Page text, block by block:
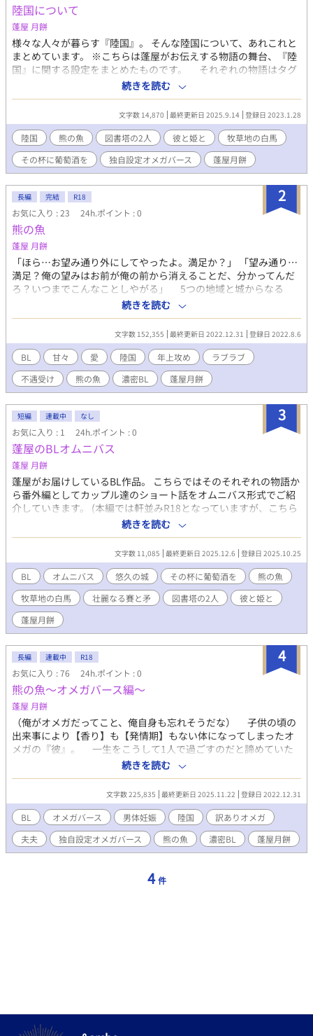
陸国について
蓬屋 月餅
様々な人々が暮らす『陸国』。 そんな陸国について、あれこれと
まとめています。 ※こちらは蓬屋がお伝えする物語の舞台、『陸
国』に関する設定をまとめたものです。 それぞれの物語はタグ
『蓬屋 月餅』のページからご覧ください。 ※オメガバース編のま
とめをする関係上、どうしても表現にR18のものが含まれてしま
いますので、そのような設定をしています。（表現はあくまでも
陸国における医学的見地によるものです）
続きを読む
文字数 14,870 最終更新日 2025.9.14 登録日 2023.1.28
陸国 熊の魚 図書塔の2人 彼と姫と
牧草地の白馬
その杯に葡萄酒を
独自設定オメガバース 蓬屋月餅
2
長編 完結 R18
お気に入り : 23 24h.ポイント : 0
熊の魚
蓬屋 月餅
「ほら…お望み通り外にしてやったよ。満足か？」 「望み通り…
満足？俺の望みはお前が俺の前から消えることだ、分かってんだ
ろ？いつまでこんなことしやがる」 5つの地域と城からなる
『陸国』。 鉱業地域の奥地に住む彼は、男達に声をかけられる
度に抱かれる生活を送っていた。 心の内で悪態をつきつつもそ
んな生活から抜け出すことを諦めていた彼は、ある人物との出会
いによって少しずつ変わっていく。 「その…俺のこと、好き…な
の…？」 体ではなく、初めて自分自身を見てくれた相手のため
に身を守らなければいけないと感じ始めた彼。 （諦めちゃだめな
んだ、俺は自分を守ってやらなきゃいけない。俺の体を俺が守ら
ないでどうするんだ、こんなやつに負けちゃいけないんだ） 全て
は新たな日々をあの人と歩むために。 ※前半部分に暴力、複数で
の表現がありますので、苦手な方はご注意ください。 ※この作品
は『陸国』が舞台のお話です。 『陸国とは…？』という方は、ぜ
ひ他の作品もご覧ください。
続きを読む
文字数 152,355 最終更新日 2022.12.31 登録日 2022.8.6
BL 甘々 愛 陸国 年上攻め
ラブラブ
不遇受け
熊の魚 濃密BL 蓬屋月餅
3
短編 連載中 なし
お気に入り : 1 24h.ポイント : 0
蓬屋のBLオムニバス
蓬屋 月餅
蓬屋がお届けしているBL作品。 こちらではそのそれぞれの物語か
ら番外編としてカップル達のショート話をオムニバス形式でご紹
介していきます。 (本編では軒並みR18となっていますが、こちら
ではあくまでも彼らの『日常』をお届け…ということでそういっ
た描写はありません。あしからず…） カップル達や物語について
を知るための『つまみ食い』のような感じでご覧いただければと
思います。 ※こちらは不定期更新予定となっております。
続きを読む
文字数 11,085 最終更新日 2025.12.6 登録日 2025.10.25
BL オムニバス 悠久の城 その杯に葡萄酒を
熊の魚
牧草地の白馬
壮麗なる賽と矛 図書塔の2人
彼と姫と
蓬屋月餅
4
長編 連載中 R18
お気に入り : 76 24h.ポイント : 0
熊の魚〜オメガバース編〜
蓬屋 月餅
（俺がオメガだってこと、俺自身も忘れそうだな） 子供の頃の
出来事により【香り】も【発情期】もない体になってしまったオ
メガの『彼』。 一生をこうして1人で過ごすのだと諦めていた
彼は、ある日何故か目を惹かれる1人の男に出逢う。 その男に
世話を焼かれるうち、いつしか会って話をすることが楽しみにな
っていく彼。 （あぁっ！もう、とにかく好きだって言いたい！だ
っていつの間にかこんなにも好きになっちゃったんだ） 男がア
ルファかベータか、それともオメガかも分からないまま惹かれて
いく彼は、ある日突然忘れ去っていた自らの【香り】を思い出
す。 「え…これ、俺の…」 ※こちらは『熊の魚』のオメガバース
編です。 ※第3話に暴力的なシーンがございます。苦手な方はご注
続きを読む
文字数 225,835 最終更新日 2025.11.22 登録日 2022.12.31
BL オメガバース 男体妊娠 陸国
訳ありオメガ
夫夫
独自設定オメガバース 熊の魚 濃密BL 蓬屋月餅
4 件